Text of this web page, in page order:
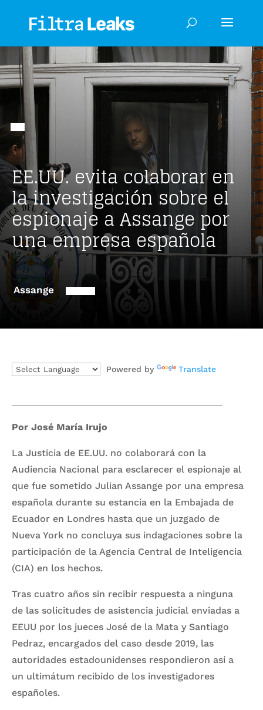
EE.UU. evita colaborar en
la investigación sobre el
espionaje a Assange por
una empresa española
Assange
Powered by Translate
Por José María Irujo
La Justicia de EE.UU. no colaborará con la
Audiencia Nacional para esclarecer el espionaje al
que fue sometido Julian Assange por una empresa
española durante su estancia en la Embajada de
Ecuador en Londres hasta que un juzgado de
Nueva York no concluya sus indagaciones sobre la
participación de la Agencia Central de Inteligencia
(CIA) en los hechos.
Tras cuatro años sin recibir respuesta a ninguna
de las solicitudes de asistencia judicial enviadas a
EEUU por los jueces José de la Mata y Santiago
Pedraz, encargados del caso desde 2019, las
autoridades estadounidenses respondieron así a
un ultimátum recibido de los investigadores
españoles.